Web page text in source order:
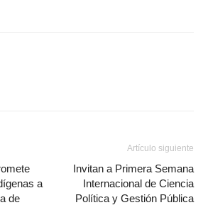
a
de
Artículo siguiente
Invitan a Primera Semana
Internacional de Ciencia
Política y Gestión Pública